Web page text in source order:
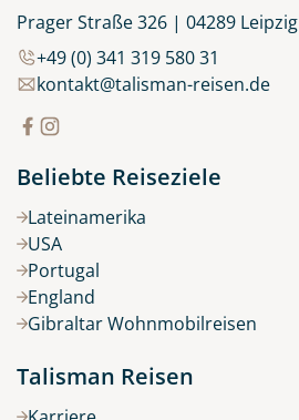
Prager Straße 326 | 04289 Leipzig
+49 (0) 341 319 580 31
kontakt@talisman-reisen.de
Beliebte Reiseziele
Lateinamerika
USA
Portugal
England
Gibraltar Wohnmobilreisen
Talisman Reisen